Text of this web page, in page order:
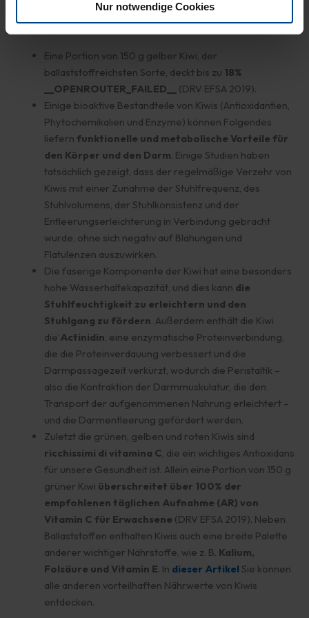
Nur notwendige Cookies
Ballaststoffquelle zur Aufrechterhaltung einer korrekten
Darmpassage sind Kiwis, da sie:
Eine Portion von 150 g gelber Kiwi, der
ballaststoffreichsten Sorte, deckt bis zu 18%
__OPENROUTER_FAILED__ (DRV EFSA 2019).
Einige bioaktive Bestandteile von Kiwis (Antioxidantien,
Phytochemikalien und Enzyme) können Folgendes
liefern funktionelle und metabolische Vorteile für
den Körper und den Darm. Einige Studien haben
tatsächlich gezeigt, dass der regelmäßige Verzehr von
Kiwis mit einer Zunahme der Stuhlfrequenz, des
Stuhlvolumens, der Stuhlkonsistenz und der
Entleerungserleichterung in Verbindung gebracht
wurde, ohne sich negativ auf Blähungen und
Flatulenzen auszuwirken.
Die faserige Komponente der Kiwi hat eine besonders
hohe Wasserhaltekapazität, und dies kann die
Stuhlfeuchtigkeit zu erleichtern und den
Stuhlgang zu fördern. Außerdem enthält die Kiwi
die’Actinidin , eine enzymatische Proteinverbindung,
die die Proteinverdauung verbessert und die
Darmpassagezeit verkürzt, wodurch die Peristaltik –
also die Kontraktion der Darmmuskulatur, die den
Transport der aufgenommenen Nahrung erleichtert –
und die Darmentleerung gefördert werden.
Zuletzt die grünen, gelben und roten Kiwis sind
ricchissimi di vitamina C , die ein wichtiges Antioxidans
für unsere Gesundheit ist. Allein eine Portion von 150 g
grüner Kiwi überschreitet über 100% der
empfohlenen täglichen Aufnahme (AR) von
Vitamin C für Erwachsene (DRV EFSA 2019). Neben
Ballaststoffen enthalten Kiwis auch eine breite Palette
anderer wichtiger Nährstoffe, wie z. B. Kalium,
Folsäure und Vitamin E. In dieser Artikel Sie können
alle anderen vorteilhaften Nährwerte von Kiwis
entdecken.